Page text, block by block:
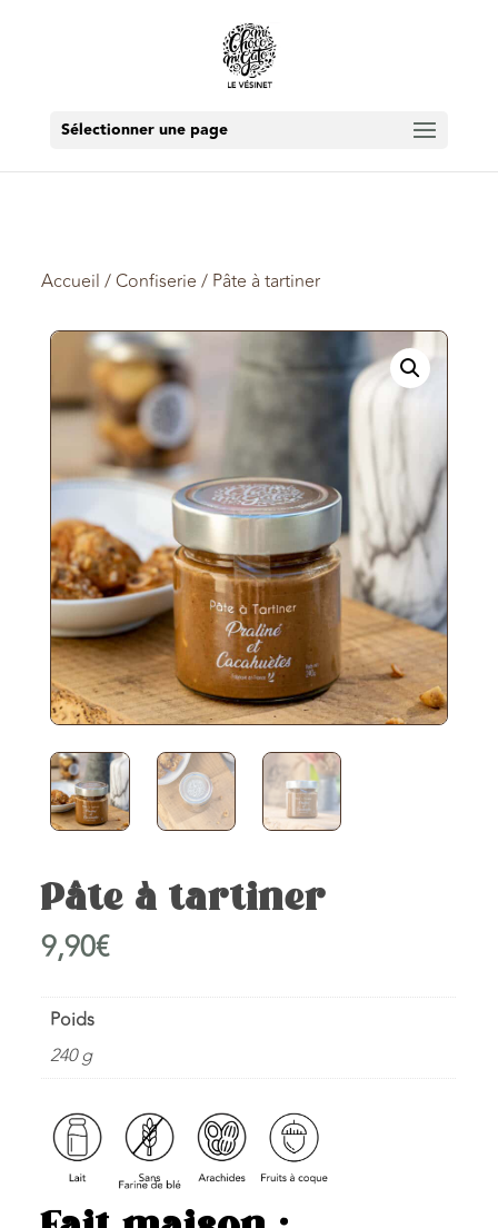
Sélectionner une page
Accueil / Confiserie / Pâte à tartiner
Pâte à tartiner
9,90€
Poids
240 g